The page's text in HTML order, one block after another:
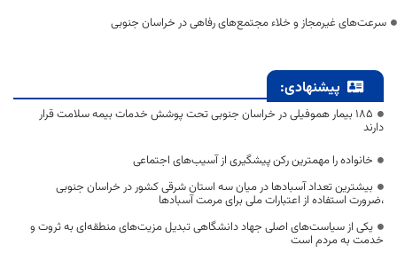
سرعت‌های غیرمجاز و خلاء مجتمع‌های رفاهی در خراسان جنوبی
پیشنهادی:
۱۸۵ بیمار هموفیلی در خراسان جنوبی تحت پوشش خدمات بیمه سلامت قرار
دارند
خانواده را مهمترین رکن پیشگیری از آسیب‌های اجتماعی
بیشترین تعداد آسبادها در میان سه استان شرقی کشور در خراسان جنوبی
،ضرورت استفاده از اعتبارات ملی برای مرمت آسبادها
یکی از سیاست‌های اصلی جهاد دانشگاهی تبدیل مزیت‌های منطقه‌ای به ثروت و
خدمت به مردم است